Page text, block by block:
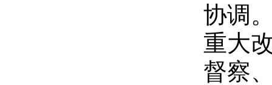
协调
重大
督察